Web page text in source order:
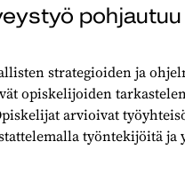
pohjautuu
strategioiden ja
opiskelijoiden
arvioivat
työntekijöitä ja